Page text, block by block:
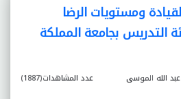
ومستويات الرضا
التدريس بجامعة المملكة
عدد المشاهدات(1887) الله الموسى